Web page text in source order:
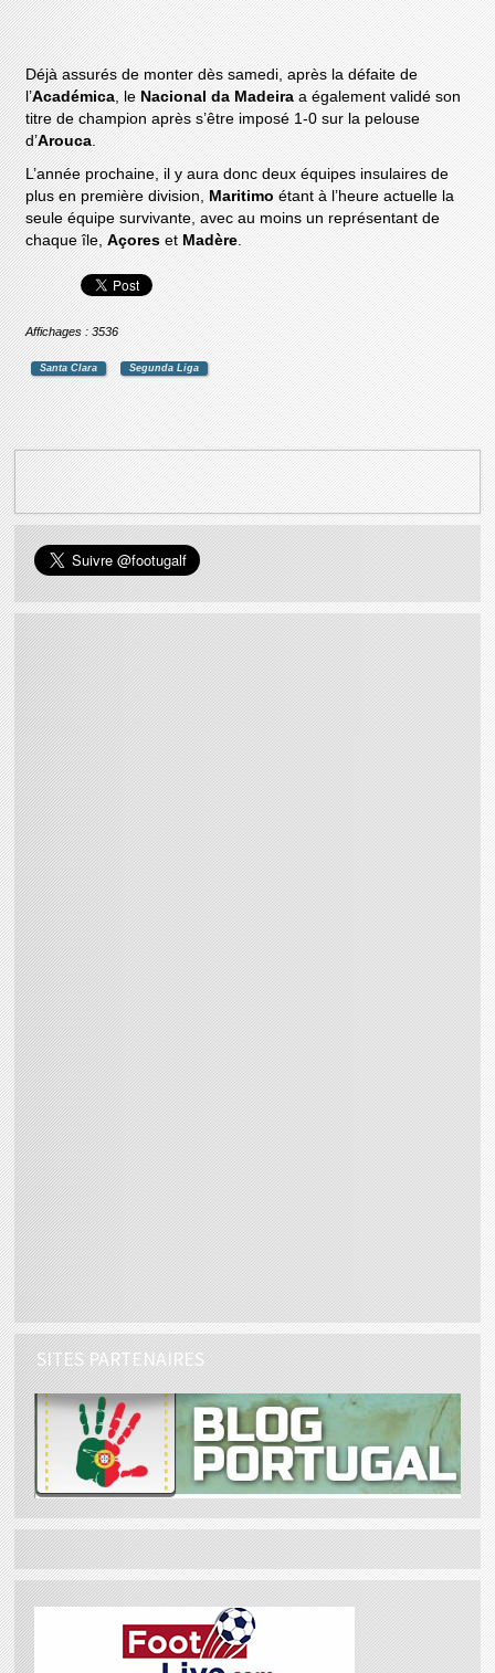
Déjà assurés de monter dès samedi, après la défaite de
l’Académica , leNacional da Madeira a également validé son
titre de champion après s’être imposé 1-0 sur la pelouse
d’Arouca
L’année prochaine, il y aura donc deux équipes insulaires de
plus en première division, Maritimoétant à l’heure actuelle la
seule équipe survivante, avec au moins un représentant de
chaque île,AçoresetMadère
Affichages : 3536
Santa Clara Segunda Liga
SITES PARTENAIRES